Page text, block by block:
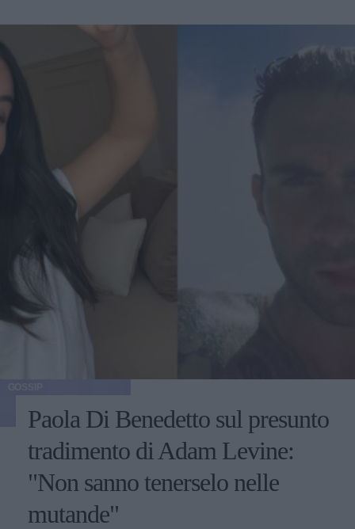
Paola Di Benedetto sul presunto
tradimento di Adam Levine:
"Non sanno tenerselo nelle
mutande"